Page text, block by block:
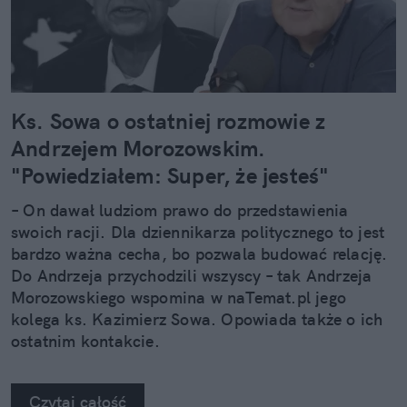
Ks. Sowa o ostatniej rozmowie z
Andrzejem Morozowskim.
"Powiedziałem: Super, że jesteś"
– On dawał ludziom prawo do przedstawienia
swoich racji. Dla dziennikarza politycznego to jest
bardzo ważna cecha, bo pozwala budować relację.
Do Andrzeja przychodzili wszyscy – tak Andrzeja
Morozowskiego wspomina w naTemat.pl jego
kolega ks. Kazimierz Sowa. Opowiada także o ich
ostatnim kontakcie.
Czytaj całość